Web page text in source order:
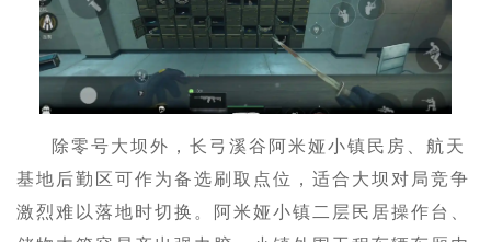
除零号大坝外，长弓溪谷阿米娅小镇民房、航天
基地后勤区可作为备选刷取点位，适合大坝对局竞争
激烈难以落地时切换。阿米娅小镇二层民居操作台、